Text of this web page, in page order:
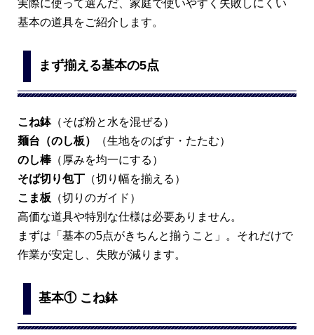
実際に使って選んだ、家庭で使いやすく失敗しにくい
基本の道具をご紹介します。
まず揃える基本の5点
こね鉢（そば粉と水を混ぜる）
麺台（のし板）
（生地をのばす・たたむ）
のし棒（厚みを均一にする）
そば切り包丁 （切り幅を揃える）
こま板 （切りのガイド）
高価な道具や特別な仕様は必要ありません。
まずは「基本の5点がきちんと揃うこと」。それだけで
作業が安定し、失敗が減ります。
基本① こね鉢